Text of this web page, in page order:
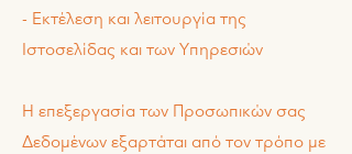
- Εκτέλεση και λειτουργία της
Ιστοσελίδας και των Υπηρεσιών
Η επεξεργασία των Προσωπικών σας
Δεδομένων εξαρτάται από τον τρόπο με